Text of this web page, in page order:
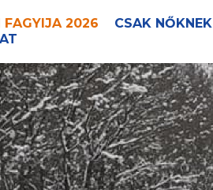
FAGYIJA 2026 CSAK NŐKNEK